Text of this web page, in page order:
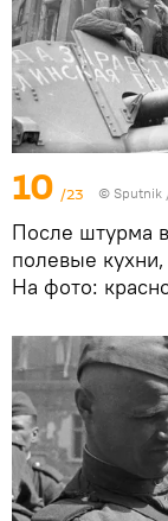
10 /23 © Sputnik
После штурма
полевые
На фото: